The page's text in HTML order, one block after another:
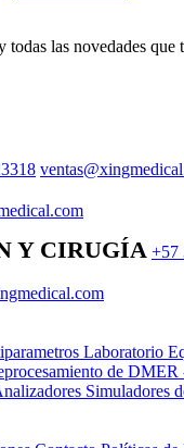
las novedades que
Y CIRUGÍA +57
Laboratorio
de DMER
Simuladores